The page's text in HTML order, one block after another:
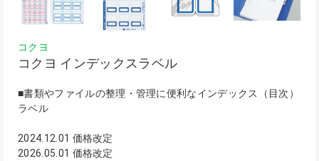
コクヨ
コクヨ インデックスラベル
■書類やファイルの整理・管理に便利なインデックス（目次）
ラベル
2024.12.01 価格改定
2026.05.01 価格改定